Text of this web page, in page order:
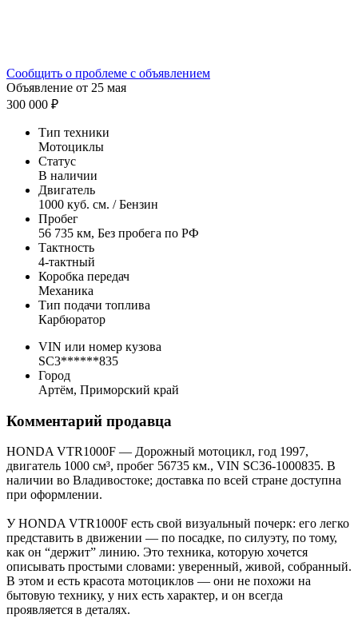
Сообщить о проблеме с объявлением
Объявление от 25 мая
300 000 ₽
Тип техники
Мотоциклы
Статус
В наличии
Двигатель
1000 куб. см. / Бензин
Пробег
56 735 км, Без пробега по РФ
Тактность
4-тактный
Коробка передач
Механика
Тип подачи топлива
Карбюратор
VIN или номер кузова
SC3******835
Город
Артём, Приморский край
Комментарий продавца
HONDA VTR1000F — Дорожный мотоцикл, год 1997,
двигатель 1000 см³, пробег 56735 км., VIN SC36-1000835. В
наличии во Владивостоке; доставка по всей стране доступна
при оформлении.
У HONDA VTR1000F есть свой визуальный почерк: его легко
представить в движении — по посадке, по силуэту, по тому,
как он “держит” линию. Это техника, которую хочется
описывать простыми словами: уверенный, живой, собранный.
В этом и есть красота мотоциклов — они не похожи на
бытовую технику, у них есть характер, и он всегда
проявляется в деталях.